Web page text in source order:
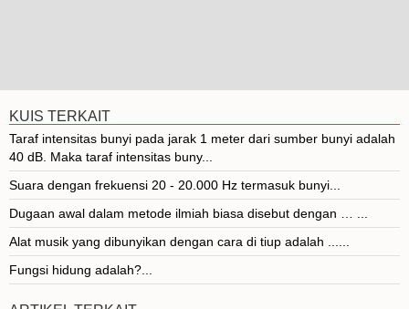
KUIS TERKAIT
Taraf intensitas bunyi pada jarak 1 meter dari sumber bunyi adalah
40 dB. Maka taraf intensitas buny...
Suara dengan frekuensi 20 - 20.000 Hz termasuk bunyi...
Dugaan awal dalam metode ilmiah biasa disebut dengan … ...
Alat musik yang dibunyikan dengan cara di tiup adalah ......
Fungsi hidung adalah?...